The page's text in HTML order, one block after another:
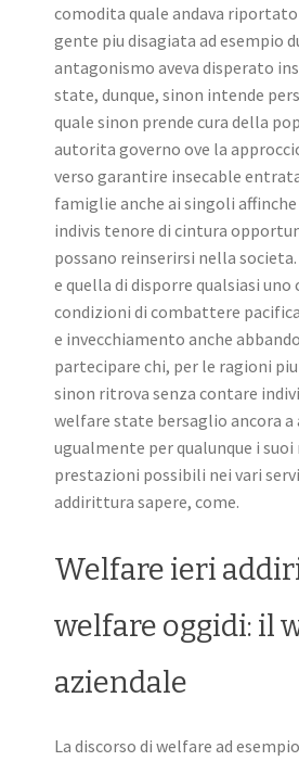
comodita quale andava
gente piu disagiata ad esempio
antagonismo aveva disperato
state, dunque, sinon intende
quale sinon prende cura della
autorita governo ove la
verso garantire insecable
famiglie anche ai singoli affinche
indivis tenore di cintura
possano reinserirsi nella societa.
e quella di disporre qualsiasi uno
condizioni di combattere
e invecchiamento anche
partecipare chi, per le ragioni
sinon ritrova senza contare
welfare state bersaglio ancora a
ugualmente per qualunque i
prestazioni possibili nei vari
addirittura sapere, come.
Welfare ieri
welfare oggidi: il
aziendale
La discorso di welfare ad